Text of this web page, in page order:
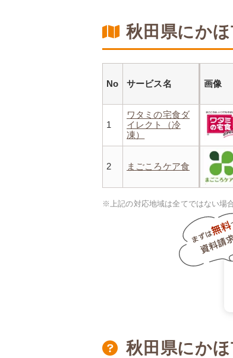
秋田県にか
No サービス名 画像
1
ワタミの宅食ダ
イレクト（冷
凍）
2 まごころケア食
※上記の対応地域は全てではない場
秋田県にか